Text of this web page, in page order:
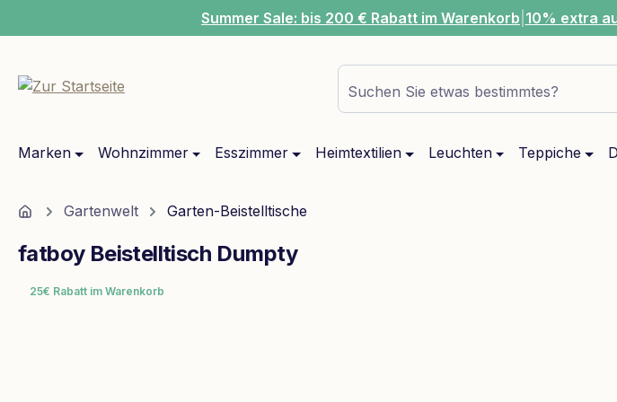
Zur Hauptnavigation springenSummer Sale: bis 200 € Rabatt im Warenkorb 10% extra
Suchen Sie etwas bestimmtes?
Marken Wohnzimmer Esszimmer Heimtextilien Leuchten Teppiche
HomeGartenwelt Garten-Beistelltische
fatboy Beistelltisch Dumpty
25€ Rabatt im Warenkorb